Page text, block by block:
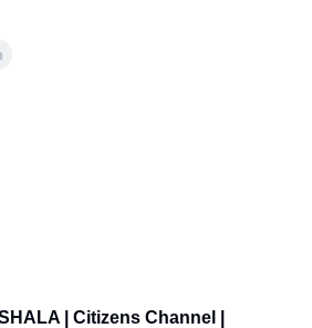
| Citizens Channel |